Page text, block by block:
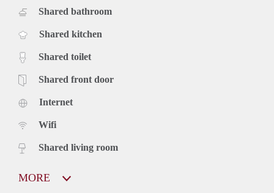
Shared bathroom
Shared kitchen
Shared toilet
Shared front door
Internet
Wifi
Shared living room
MORE